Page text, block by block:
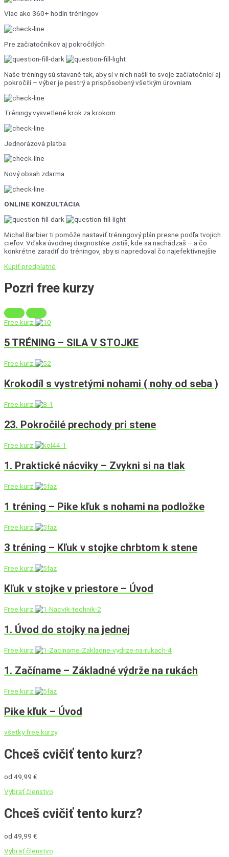
Viac ako 360+ hodín tréningov
Pre začiatočníkov aj pokročilých
Naše tréningy sú stavané tak, aby si v nich našli to svoje začiatočníci aj
pokročilí – výber je pestrý a prispôsobený všetkým úrovniam.
Tréningy vysvetlené krok za krokom
Jednorázová platba
Nový obsah zdarma
ONLINE KONZULTÁCIA
Michal Barbier ti pomôže nastaviť tréningový plán presne podľa tvojich
cieľov. Vďaka úvodnej diagnostike zistíš, kde sa nachádzaš – a čo
konkrétne zaradiť do tréningov, aby si napredoval čo najefektívnejšie
Kúpiť predplatné
Pozri free kurzy
Free kurz
5 TRÉNING – SILA V STOJKE
Free kurz
Krokodíl s vystretými nohami ( nohy od seba )
Free kurz
23. Pokročilé prechody pri stene
Free kurz
1. Praktické nácviky – Zvykni si na tlak
Free kurz
1 tréning – Pike kľuk s nohami na podložke
Free kurz
3 tréning – Kľuk v stojke chrbtom k stene
Free kurz
Kľuk v stojke v priestore – Úvod
Free kurz
1. Úvod do stojky na jednej
Free kurz
1. Začíname – Základné výdrže na rukách
Free kurz
Pike kľuk – Úvod
všetky free kurzy
Chceš cvičiť tento kurz?
od 49,99 €
Vybrať členstvo
Chceš cvičiť tento kurz?
od 49,99 €
Vybrať členstvo